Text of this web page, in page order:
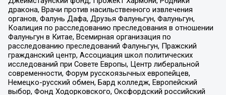
дракона, Врачи против насильственного извлечения
органов, Фалунь Дафа, Друзья Фалуньгун, Фалуньгун,
Коалиция по расследованию преследования в отношении
Фалуньгун в Китае, Всемирная организация по
расследованию преследований Фалуньгун, Пражский
гражданский центр, Ассоциация школ политических
исследований при Совете Европы, Центр либеральной
современности, Форум русскоязычных европейцев,
Немецко-русский обмен, Бард колледж, Европейский
выбор, Фонд Ходорковского, Оксфордский российский